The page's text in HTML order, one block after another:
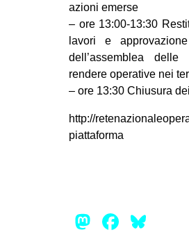
azioni emerse
– ore 13:00-13:30
lavori e
dell’assemblea
rendere operative nei
– ore 13:30 Chiusura
http://
piattaforma
Mastodon